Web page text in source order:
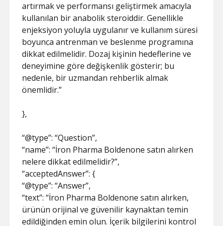
artırmak ve performansı geliştirmek amacıyla
kullanılan bir anabolik steroiddir. Genellikle
enjeksiyon yoluyla uygulanır ve kullanım süresi
boyunca antrenman ve beslenme programına
dikkat edilmelidir. Dozaj kişinin hedeflerine ve
deneyimine göre değişkenlik gösterir; bu
nedenle, bir uzmandan rehberlik almak
önemlidir.”
},
“@type”: “Question”,
“name”: “İron Pharma Boldenone satın alırken
nelere dikkat edilmelidir?”,
“acceptedAnswer”: {
“@type”: “Answer”,
“text”: “İron Pharma Boldenone satın alırken,
ürünün orijinal ve güvenilir kaynaktan temin
edildiğinden emin olun. İçerik bilgilerini kontrol